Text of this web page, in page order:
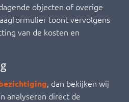
objecten of overige
toont vervolgens
van de kosten en
, dan bekijken wij
analyseren direct de